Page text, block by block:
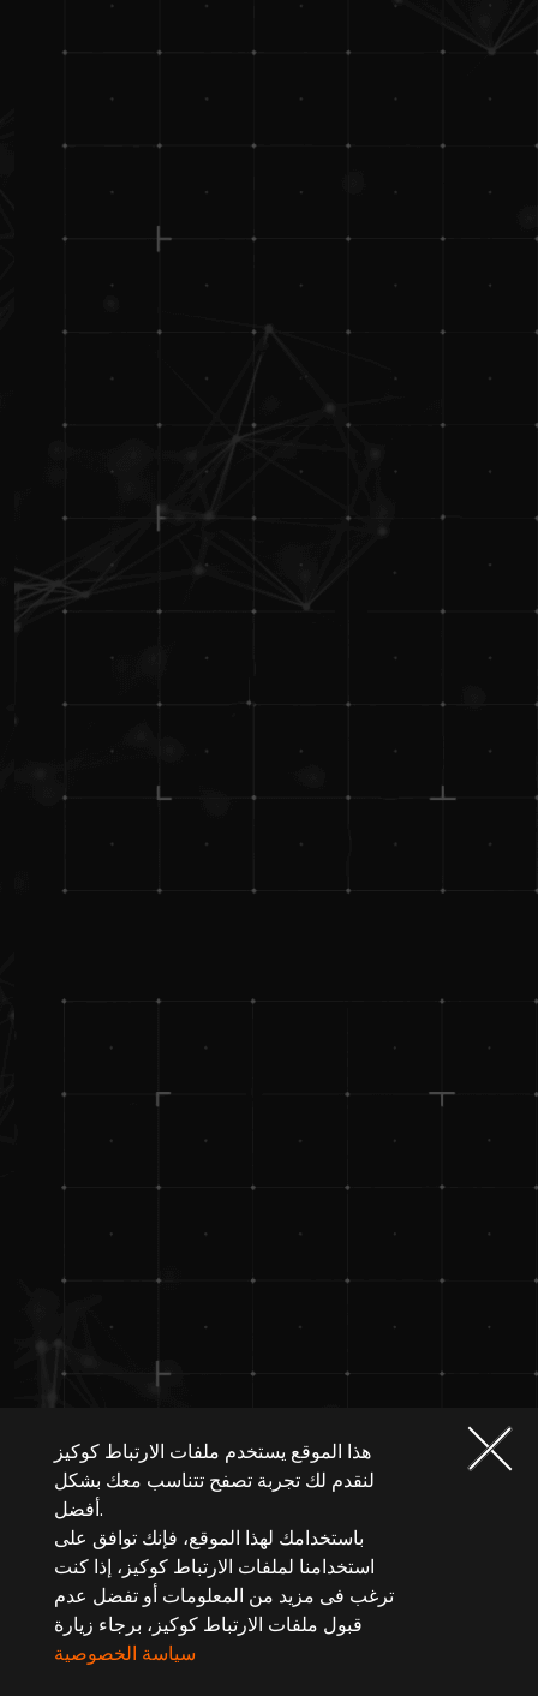
هذا الموقع يستخدم ملفات الارتباط كوكيز
لنقدم لك تجربة تصفح تتناسب معك بشكل
أفضل.
باستخدامك لهذا الموقع، فإنك توافق على
استخدامنا لملفات الارتباط كوكيز، إذا كنت
ترغب فى مزيد من المعلومات أو تفضل عدم
قبول ملفات الارتباط كوكيز، برجاء زيارة
سياسة الخصوصية